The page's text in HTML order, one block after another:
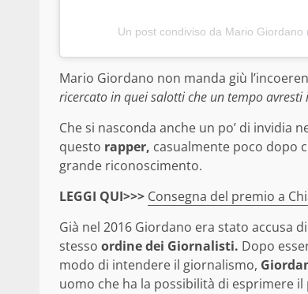
Un post condiviso da Mario
Mario Giordano non manda giù
ricercato in quei salotti che un tempo
Che si nasconda anche un po’ di invidia
questo rapper, casualmente poco dopo
grande riconoscimento.
LEGGI QUI>>> Consegna del premio a
Già nel 2016 Giordano era stato accusa
stesso ordine dei Giornalisti. Dopo
modo di intendere il giornalismo,
uomo che ha la possibilità di esprimere